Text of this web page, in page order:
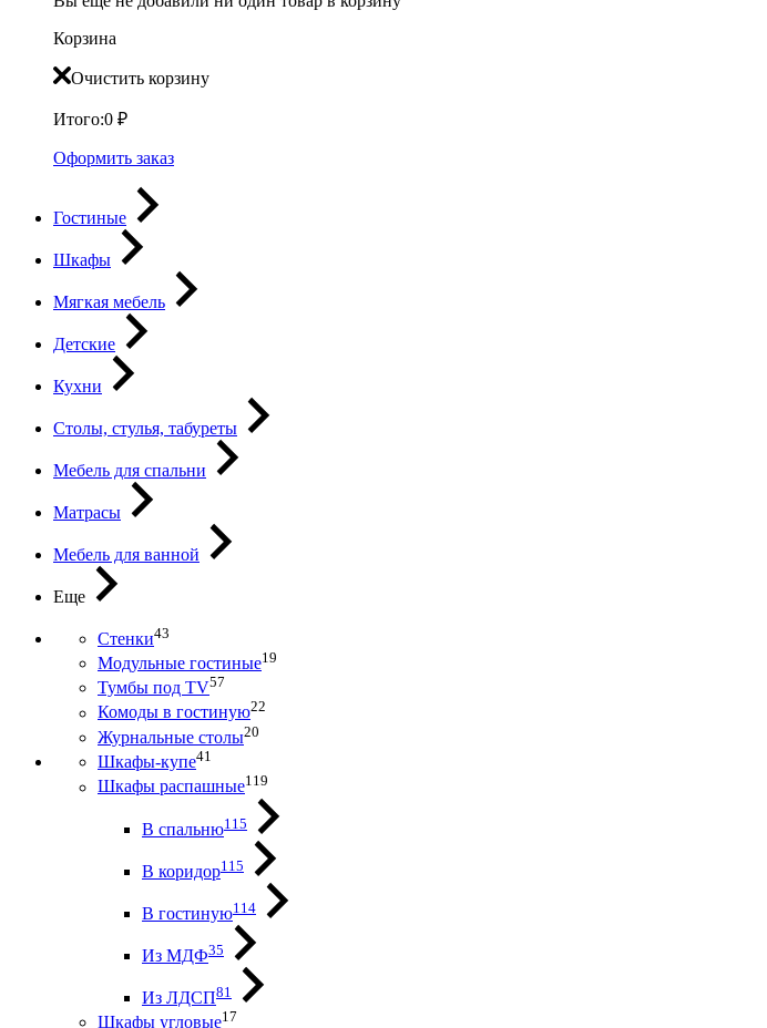
Корзина
Очистить корзину
Итого:0 ₽
Оформить заказ
Гостиные
Шкафы
Мягкая мебель
Детские
Кухни
Столы, стулья, табуреты
Мебель для спальни
Матрасы
Мебель для ванной
Еще
Стенки43
Модульные гостиные19
Тумбы под ТV57
Комоды в гостиную22
Журнальные столы20
Шкафы-купе41
Шкафы распашные119
В спальню115
В коридор115
В гостиную114
Из МДФ35
Из ЛДСП81
Шкафы угловые17